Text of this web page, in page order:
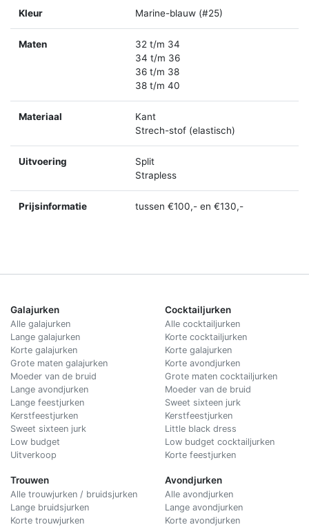
Kleur Marine-blauw (#25)
Maten
32 t/m 34
34 t/m 36
36 t/m 38
38 t/m 40
Materiaal
Kant
Strech-stof (elastisch)
Uitvoering
Split
Strapless
Prijsinformatie tussen €100,- en €130,-
Galajurken
Alle galajurken
Lange galajurken
Korte galajurken
Grote maten galajurken
Moeder van de bruid
Lange avondjurken
Lange feestjurken
Kerstfeestjurken
Sweet sixteen jurk
Low budget
Uitverkoop
Trouwen
Alle trouwjurken / bruidsjurken
Lange bruidsjurken
Korte trouwjurken
Cocktailjurken
Alle cocktailjurken
Korte cocktailjurken
Korte galajurken
Korte avondjurken
Grote maten cocktailjurken
Moeder van de bruid
Sweet sixteen jurk
Kerstfeestjurken
Little black dress
Low budget cocktailjurken
Korte feestjurken
Avondjurken
Alle avondjurken
Lange avondjurken
Korte avondjurken